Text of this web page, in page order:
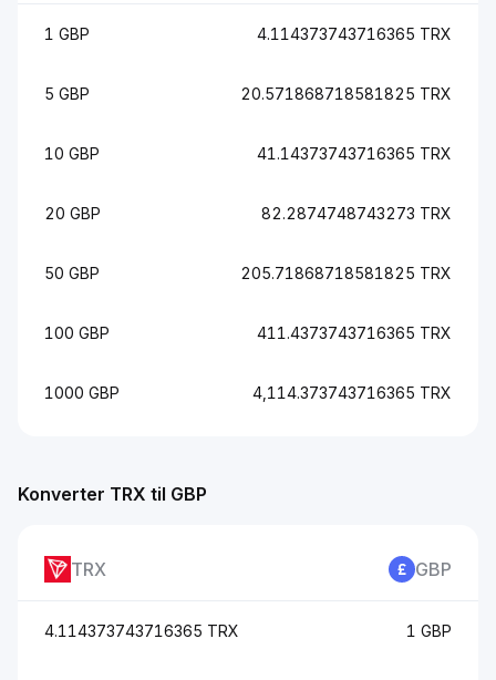
Konverter TRX til GBP
TRX GBP
4.114373743716365 TRX 1 GBP
1 GBP 4.114373743716365 TRX
5 GBP 20.571868718581825 TRX
10 GBP 41.14373743716365 TRX
20 GBP 82.2874748743273 TRX
50 GBP 205.71868718581825 TRX
100 GBP 411.4373743716365 TRX
1000 GBP 4,114.373743716365 TRX